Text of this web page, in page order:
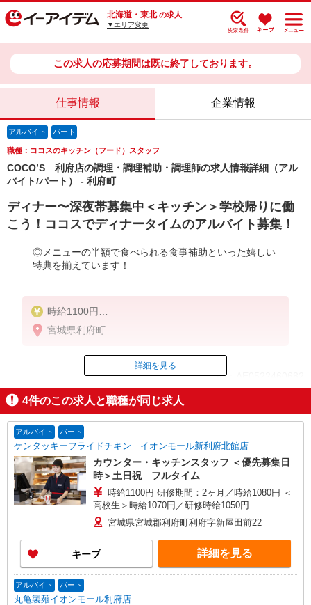
北海道・東北 の求人
▼エリア変更
この求人の応募期間は既に終了しております。
仕事情報 企業情報
アルバイト パート
職種：ココスのキッチン（フード）スタッフ
COCO’S 利府店の調理・調理補助・調理師の求人情報詳細（アル
バイト/パート） - 利府町
ディナー〜深夜帯募集中＜キッチン＞学校帰りに働
こう！ココスでディナータイムのアルバイト募集！
◎メニューの半額で食べられる食事補助といった嬉しい
特典を揃えています！
時給1100円
※22:00〜翌5:00：時給1375円
※高校生時給1040円
土日祝は1時間当たり＋100円
■特別手当
早朝手当（5:00〜8:00）時給＋100円
宮城県利府町
ID：AE0522460682
掲載期間終了
詳細を見る
4件のこの求人と職種が同じ求人
アルバイト パート
ケンタッキーフライドチキン イオンモール新利府北館店
カウンター・キッチンスタッフ ＜優先募集日
時＞土日祝 フルタイム
時給1100円 研修期間：2ヶ月／時給1080円 ＜
高校生＞時給1070円／研修時給1050円
宮城県宮城郡利府町利府字新屋田前22
キープ 詳細を見る
アルバイト パート
丸亀製麺イオンモール利府店